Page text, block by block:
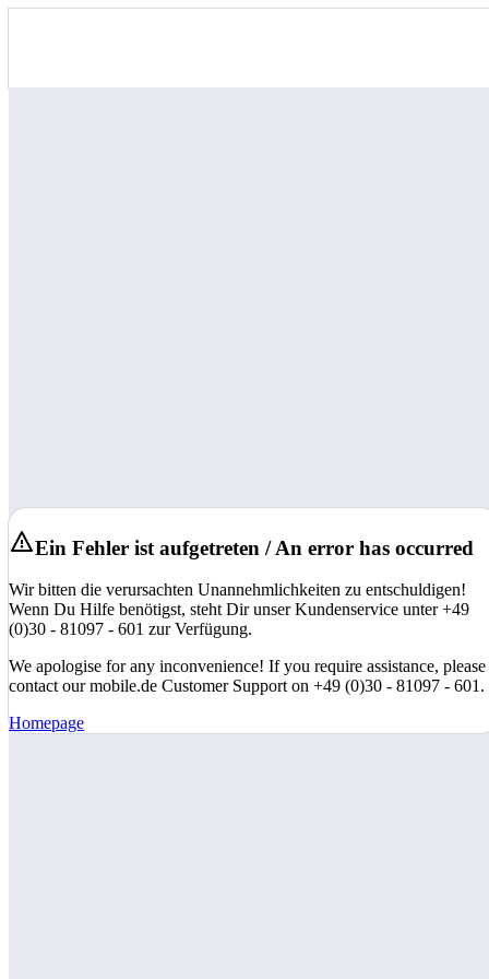
Ein Fehler ist aufgetreten / An error has occurred
Wir bitten die verursachten Unannehmlichkeiten zu entschuldigen!
Wenn Du Hilfe benötigst, steht Dir unser Kundenservice unter +49
(0)30 - 81097 - 601 zur Verfügung.
We apologise for any inconvenience! If you require assistance, please
contact our mobile.de Customer Support on +49 (0)30 - 81097 - 601.
Homepage